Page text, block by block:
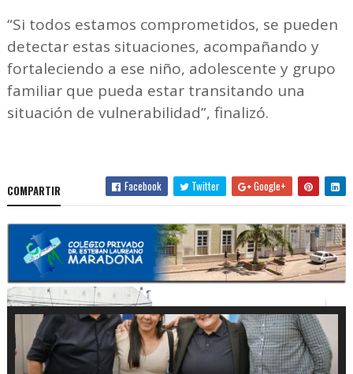
“Si todos estamos comprometidos, se pueden
detectar estas situaciones, acompañando y
fortaleciendo a ese niño, adolescente y grupo
familiar que pueda estar transitando una
situación de vulnerabilidad”, finalizó.
COMPARTIR Facebook Twitter Google+